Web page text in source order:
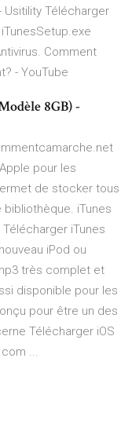
Usitility Télécharger
Comment
- YouTube
8GB) -
pour les
de stocker tous
iTunes
iTunes
iPod ou
très complet et
disponible pour les
pour être un des
Télécharger iOS
...